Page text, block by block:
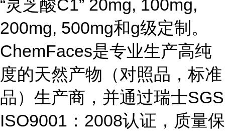
“灵芝酸C1” 20mg, 100mg,
200mg, 500mg和g级定制。
ChemFaces是专业生产高纯
度的天然产物（对照品，标准
品）生产商，并通过瑞士SGS
ISO9001：2008认证，质量保